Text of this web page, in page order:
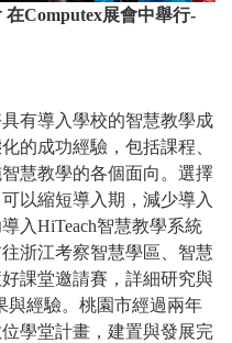
Computex展會中舉行-
有導入學校的智慧教學成
的成功經驗，包括課程、
慧教學的各個面向。選擇
以縮短導入期，減少導入
入HiTeach智慧教學系統
浙江考察智慧學區、智慧
課堂邀請賽，詳細研究與
與經驗。桃園市經過兩年
學堂計畫，建置與發展完